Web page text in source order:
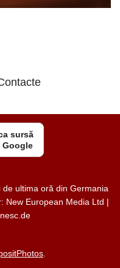
sursă
Google
ultima oră din Germania
New European Media Ltd |
.